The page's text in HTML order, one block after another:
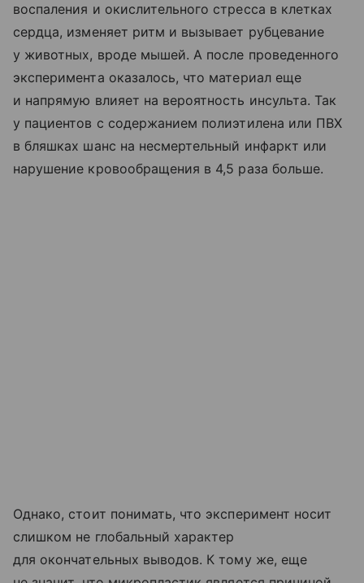
воспаления и окислительного стресса в клетках
сердца, изменяет ритм и вызывает рубцевание
у животных, вроде мышей. А после проведенного
эксперимента оказалось, что материал еще
и напрямую влияет на вероятность инсульта. Так
у пациентов с содержанием полиэтилена или ПВХ
в бляшках шанс на несмертельный инфаркт или
нарушение кровообращения в 4,5 раза больше.
Однако, стоит понимать, что эксперимент носит
слишком не глобальный характер
для окончательных выводов. К тому же, еще